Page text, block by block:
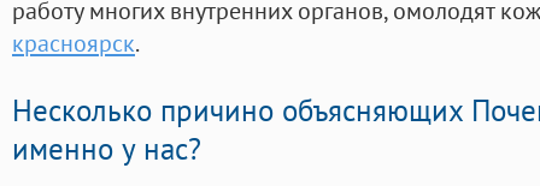
работу многих внутренних органов, омолодят
красноярск.
Несколько причино объясняющих
именно у нас?